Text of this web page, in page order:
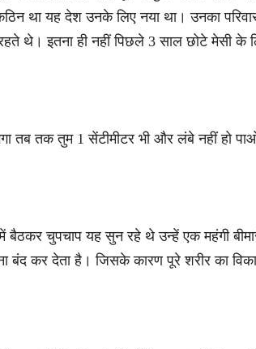
था यह देश उनके लिए नया था। उनका
थे। इतना ही नहीं पिछले 3 साल छोटे मेसी के
तब तक तुम 1 सेंटीमीटर भी और लंबे नहीं हो
चुपचाप यह सुन रहे थे उन्हें एक महंगी
बंद कर देता है। जिसके कारण पूरे शरीर का